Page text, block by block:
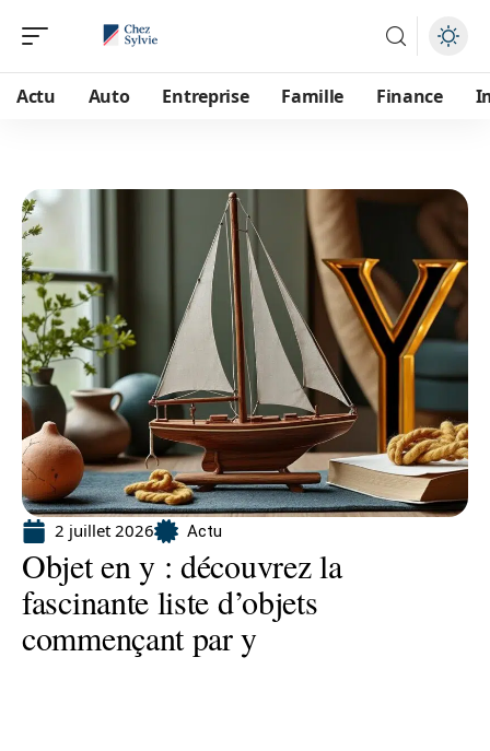
Actu Auto Entreprise Famille Finance
2 juillet 2026 Actu
Objet en y : découvrez la
fascinante liste d’objets
commençant par y